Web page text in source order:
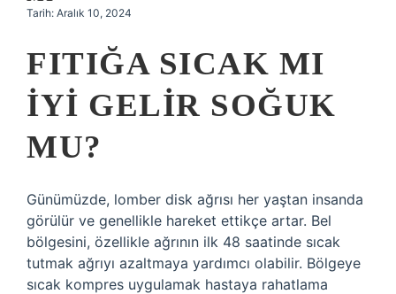
Tarih: Aralık 10, 2024
FITIĞA SICAK MI
IYI GELIR SOĞUK
MU?
Günümüzde, lomber disk ağrısı her yaştan insanda
görülür ve genellikle hareket ettikçe artar. Bel
bölgesini, özellikle ağrının ilk 48 saatinde sıcak
tutmak ağrıyı azaltmaya yardımcı olabilir. Bölgeye
sıcak kompres uygulamak hastaya rahatlama